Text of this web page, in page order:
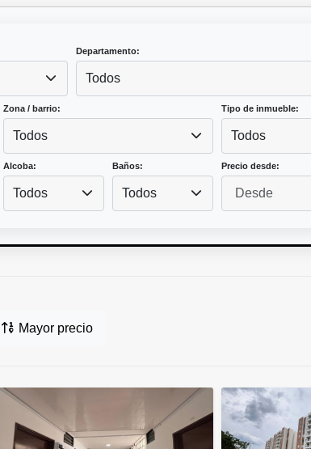
Departamento:
Todos
Zona / barrio:
Todos
Tipo de inmueble:
Todos
Alcoba:
Todos
Baños:
Todos
Precio desde:
Mayor precio